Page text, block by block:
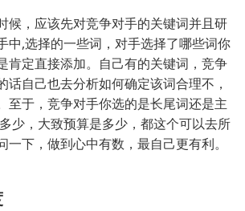
候，应该先对竞争对手的关键词并且研
中,选择的一些词，对手选择了哪些词你
肯定直接添加。自己有的关键词，竞争
话自己也去分析如何确定该词合理不，
至于，竞争对手你选的是长尾词还是主
少，大致预算是多少，都这个可以去所
一下，做到心中有数，最自己更有利。